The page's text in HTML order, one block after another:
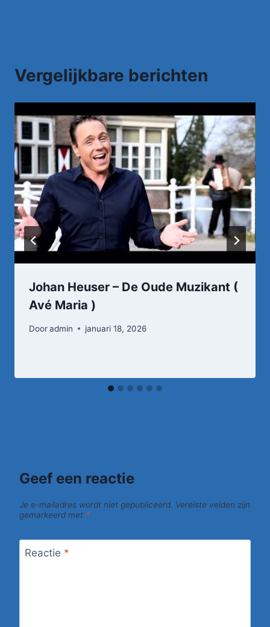
Vergelijkbare berichten
Johan Heuser – De Oude Muzikant (
Avé Maria )
Dooradmin januari 18, 2026
Geef een reactie
Je e-mailadres wordt niet gepubliceerd. Vereiste velden zijn
gemarkeerd met *
Reactie *